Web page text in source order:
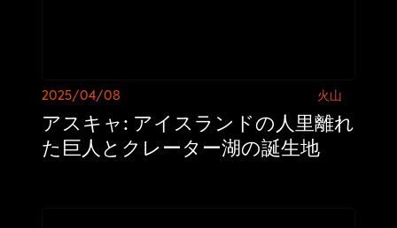
2025/04/08 火山
アスキャ: アイスランドの人里離れ
た巨人とクレーター湖の誕生地